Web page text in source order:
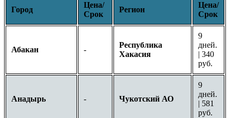
Город
Цена/
Срок
Регион
Цена/
Срок
Абакан -
Республика
Хакасия
9
дней.
| 340
руб.
Анадырь - Чукотский АО
9
дней.
| 581
руб.